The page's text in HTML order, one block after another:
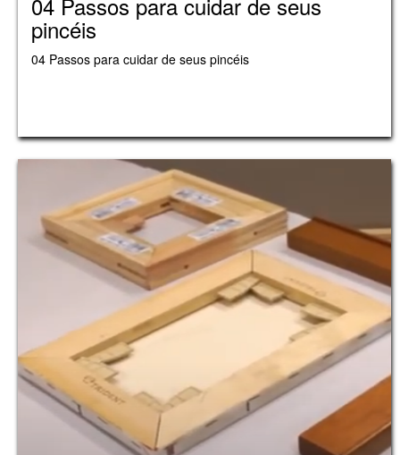
pincéis
04 Passos para cuidar de seus pincéis